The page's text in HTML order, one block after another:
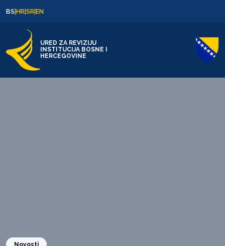
BS|HR|SR|EN
URED ZA REVIZIJU
INSTITUCIJA BOSNE I
HERCEGOVINE
Novosti